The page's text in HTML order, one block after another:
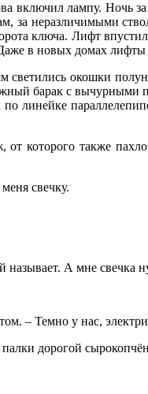
включил лампу. Ночь
за неразличимыми
ключа. Лифт
в новых домах
светились окошки
барак с
линейке
которого также
свечку.
называет. А мне свечка
– Темно у нас,
дорогой